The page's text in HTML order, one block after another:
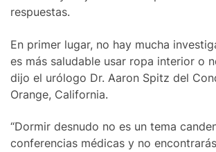
respuestas.
En primer lugar, no hay mucha
es más saludable usar ropa interior o
dijo el urólogo Dr. Aaron Spitz del
Orange, California.
“Dormir desnudo no es un tema
conferencias médicas y no